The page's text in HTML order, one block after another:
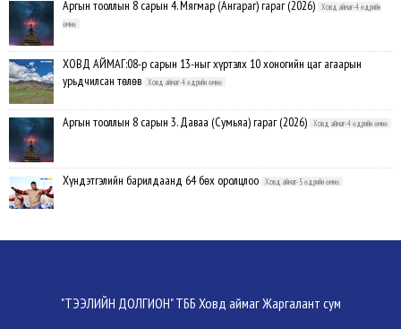
Аргын тооллын 8 сарын 4. Мягмар (Ангараг) гараг (2026)
Ховд аймаг-4 өдрийн
өмнө
ХОВД АЙМАГ:08-р сарын 13-ныг хүртэлх 10 хоногийн цаг агаарын
урьдчилсан төлөв
Ховд аймаг-4 өдрийн өмнө
Аргын тооллын 8 сарын 3. Даваа (Сумьяа) гараг (2026) Ховд аймаг-4 өдрийн өмнө
Хүндэтгэлийн барилдаанд 64 бөх оролцлоо Ховд аймаг-5 өдрийн өмнө
Улсын цол, чимэг хүртсэн бөхчүүд, харваачдад хүндэтгэл үзүүлэв
Ховд
Үндэсний сурын харвааны шилдгүүд тодорлоо
"ТЭЭЛИЙН ДОЛГИОН" ТББ Ховд аймаг Жаргалант сум